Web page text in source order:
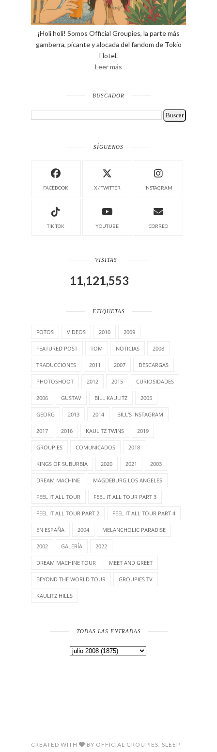
¡Holi holi! Somos Official Groupies, la parte más
gamberra, picante y alocada del fandom de Tokio
Hotel.
Leer más
BUSCADOR
SÍGUENOS
FACEBOOK X / TWITTER INSTAGRAM
TIK TOK YOUTUBE CORREO
VISITAS
11,121,553
ETIQUETAS
FOTOS VIDEOS 2010 2009
FEATURED POST TOM NOTICIAS 2008
TRADUCCIONES 2011 2007 DESCARGAS
PHOTOSHOOT 2012 2015 CURIOSIDADES
2006 GUSTAV BILL KAULITZ 2005
GEORG 2013 2014 BILL'S INSTAGRAM
2017 2016 KAULITZ TWINS 2019
GROUPIES COMUNICADOS 2018
KINGS OF SUBURBIA 2020 2021 2003
DREAM MACHINE MAGDEBURG LOS ANGELES
FEEL IT ALL TOUR FEEL IT ALL TOUR PART 3
FEEL IT ALL TOUR PART 2 FEEL IT ALL TOUR PART 4
EN ESPAÑA 2004 MELANCHOLIC PARADISE
2002 GALERÍA 2022
DREAM MACHINE TOUR MEET AND GREET
BEYOND THE WORLD TOUR GROUPIES TV
KAULITZ HILLS
TODAS LAS ENTRADAS
CREATED WITH BY OFFICIAL GROUPIES. SLEEP